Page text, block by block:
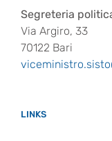
Segreteria
Via Argiro, 33
70122 Bari
LINKS